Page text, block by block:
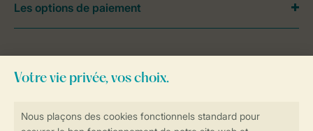
contactez notreContact Center.
Les options de paiement